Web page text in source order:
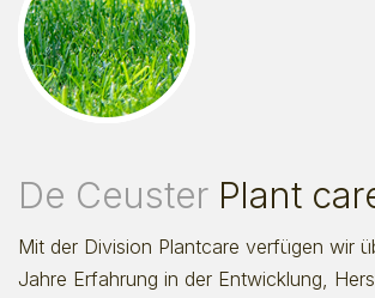
De Ceuster Plant
Mit der Division Plantcare verfügen wir
Jahre Erfahrung in der Entwicklung,